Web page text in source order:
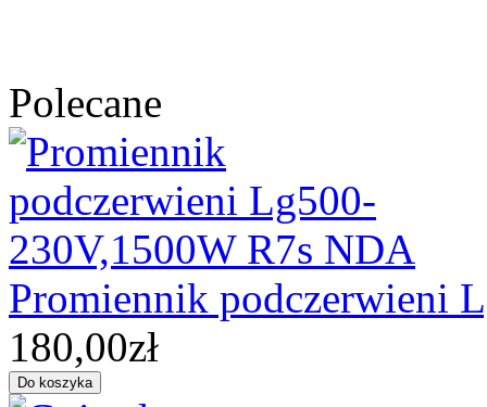
Polecane
Promiennik podczerwieni
180,00zł